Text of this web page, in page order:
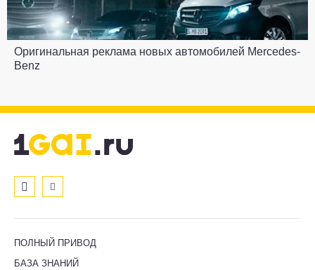
Оригинальная реклама новых автомобилей Mercedes-
Benz
ПОЛНЫЙ ПРИВОД
БАЗА ЗНАНИЙ